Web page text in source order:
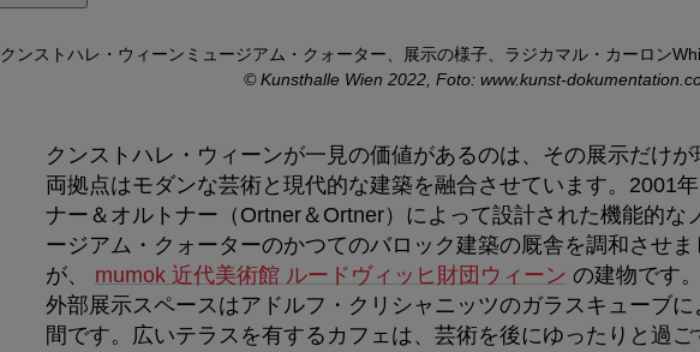
クンストハレ・ウィーンミュージアム・クォーター、展示の様子、ラジカマル・カーロン
© Kunsthalle Wien 2022, Foto: www.kunst-
クンストハレ・ウィーンが一見の価値があるのは、その展示だけが
両拠点はモダンな芸術と現代的な建築を融合させています。2001
ナー＆オルトナー（Ortner＆Ortner）によって設計された機能的な
ージアム・クォーターのかつてのバロック建築の厩舎を調和させ
が、 mumok 近代美術館 ルードヴィッヒ財団ウィーン の建物です
外部展示スペースはアドルフ・クリシャニッツのガラスキューブ
間です。広いテラスを有するカフェは、芸術を後にゆったりと過